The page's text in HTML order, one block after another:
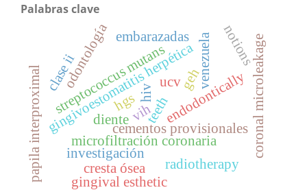
Palabras clave
gingivoestomatitis herpética
geh
hgs
microfiltración coronaria
streptococcus mutans
cementos provisionales coronal microleakage
endodontically
odontología venezuela
ucv
investigación
papila interproximal diente
cresta ósea
gingival esthetic
teeth
radiotherapy
embarazadas
vih
hiv
notions
clase ii